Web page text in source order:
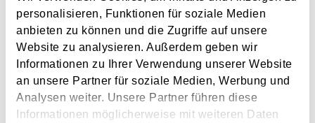
personalisieren, Funktionen für soziale Medien
anbieten zu können und die Zugriffe auf unsere
Website zu analysieren. Außerdem geben wir
Informationen zu Ihrer Verwendung unserer Website
an unsere Partner für soziale Medien, Werbung und
Analysen weiter. Unsere Partner führen diese
Informationen möglicherweise mit weiteren Daten
Mach' deine
Leidenschaft zum
Beruf!
Unsere Ensembles &
Orchester